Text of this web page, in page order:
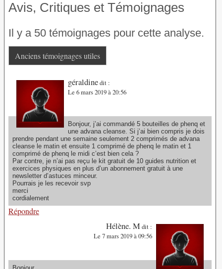
Avis, Critiques et Témoignages
Il y a 50 témoignages pour cette analyse.
Anciens témoignages utiles
géraldinedit :
Le 6 mars 2019 à 20:56
Bonjour, j’ai commandé 5 bouteilles de phenq et
une advana cleanse. Si j’ai bien compris je dois
prendre pendant une semaine seulement 2 comprimés de advana
cleanse le matin et ensuite 1 comprimé de phenq le matin et 1
comprimé de phenq le midi c’est bien cela ?
Par contre, je n’ai pas reçu le kit gratuit de 10 guides nutrition et
exercices physiques en plus d’un abonnement gratuit à une
newsletter d’astuces minceur.
Pourrais je les recevoir svp
merci
cordialement
Répondre
Hélène. Mdit :
Le 7 mars 2019 à 09:56